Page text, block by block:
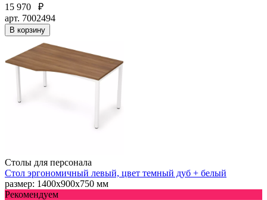
15 970
₽
арт. 7002494
В корзину
Столы для персонала
Стол эргономичный левый, цвет темный дуб + белый
размер: 1400х900х750 мм
Рекомендуем